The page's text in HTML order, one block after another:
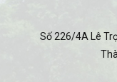
Số 226/4A Lê